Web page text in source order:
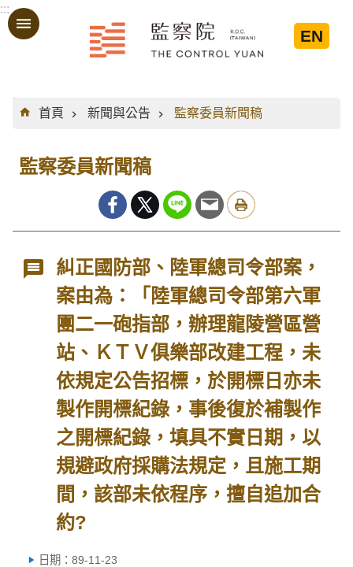
跳到主要內容區塊
:::
EN
:::
首頁
新聞與公告 監察委員新聞稿
監察委員新聞稿
糾正國防部、陸軍總司令部案，
案由為：「陸軍總司令部第六軍
團二一砲指部，辦理龍陵營區營
站、ＫＴＶ俱樂部改建工程，未
依規定公告招標，於開標日亦未
製作開標紀錄，事後復於補製作
之開標紀錄，填具不實日期，以
規避政府採購法規定，且施工期
間，該部未依程序，擅自追加合
約?
日期：89-11-23